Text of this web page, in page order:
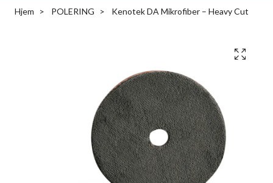
Hjem POLERING Kenotek DA Mikrofiber – Heavy Cut